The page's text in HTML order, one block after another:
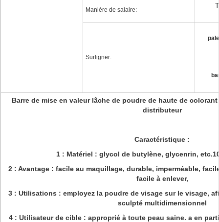
Manière de salaire:
Surligner:
Barre de mise en valeur lâche de poudre de haute de
distributeur
Caractéristique :
1 : Matériel : glycol de butylène, glycenrin,
2 : Avantage : facile au maquillage, durable, imperméable,
facile à enlever,
3 : Utilisations : employez la poudre de visage sur le visage,
sculpté multidimensionnel
4 : Utilisateur de cible : approprié à toute peau saine. a en